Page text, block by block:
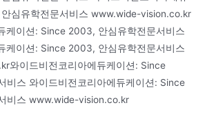
심유학전문서비스 www.wide-vision.co.kr
케이션: Since 2003, 안심유학전문서비스
케이션: Since 2003, 안심유학전문서비스
와이드비전코리아에듀케이션: Since
비스 와이드비전코리아에듀케이션: Since
비스 www.wide-vision.co.kr